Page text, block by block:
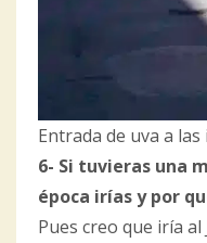
Entrada de uva a
6- Si tuvieras una
época irías y por
Pues creo que iría al